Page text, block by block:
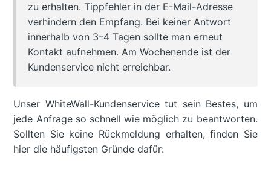
zu erhalten. Tippfehler in der E-Mail-Adresse
verhindern den Empfang. Bei keiner Antwort
innerhalb von 3–4 Tagen sollte man erneut
Kontakt aufnehmen. Am Wochenende ist der
Kundenservice nicht erreichbar.
Unser WhiteWall-Kundenservice tut sein Bestes, um
jede Anfrage so schnell wie möglich zu beantworten.
Sollten Sie keine Rückmeldung erhalten, finden Sie
hier die häufigsten Gründe dafür: